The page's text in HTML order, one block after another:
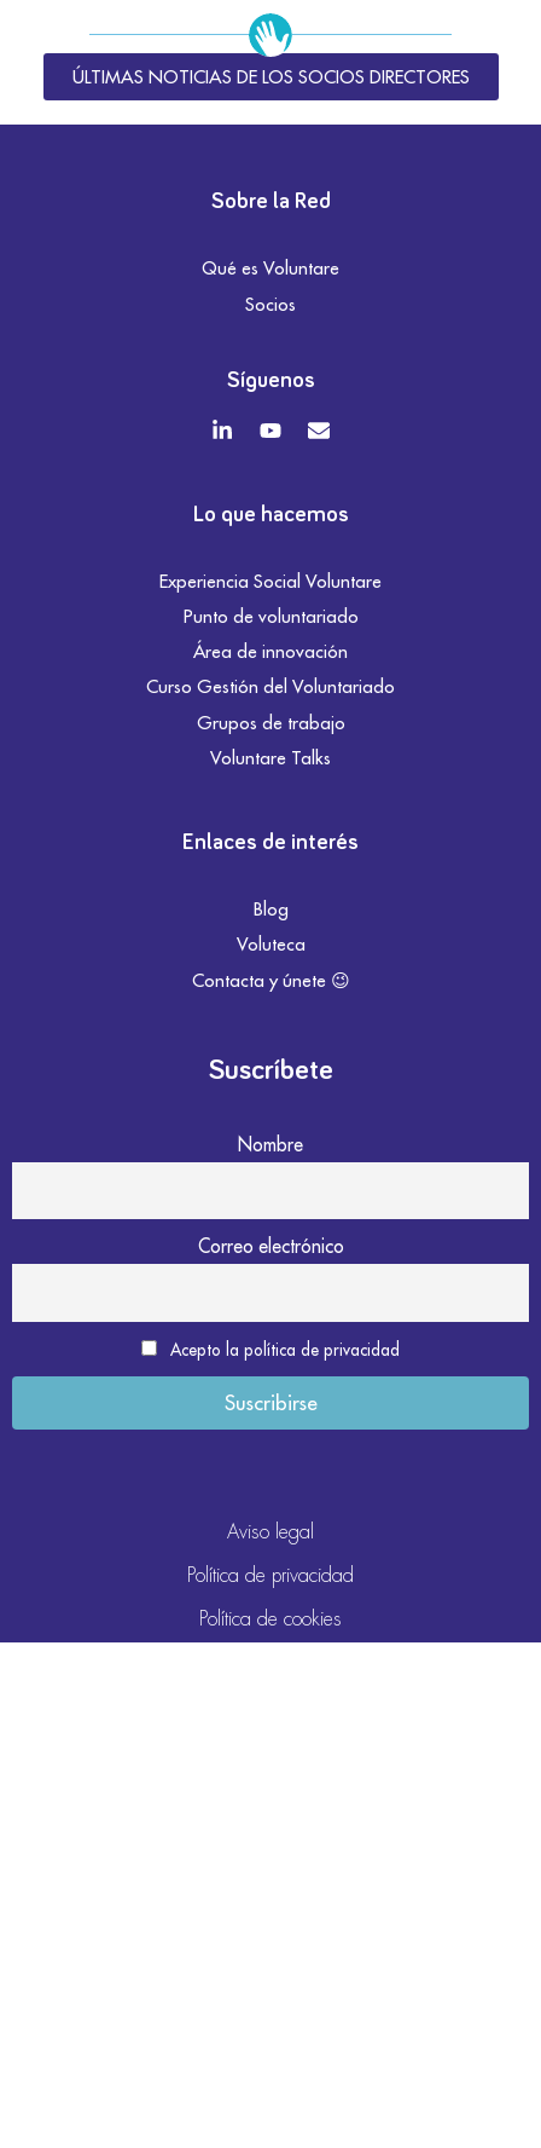
ÚLTIMAS NOTICIAS DE LOS SOCIOS DIRECTORES
Sobre la Red
Qué es Voluntare
Socios
Síguenos
Lo que hacemos
Experiencia Social Voluntare
Punto de voluntariado
Área de innovación
Curso Gestión del Voluntariado
Grupos de trabajo
Voluntare Talks
Enlaces de interés
Blog
Voluteca
Contacta y únete 😉
Suscríbete
Nombre
Correo electrónico
Acepto la política de privacidad
Aviso legal
Política de privacidad
Política de cookies